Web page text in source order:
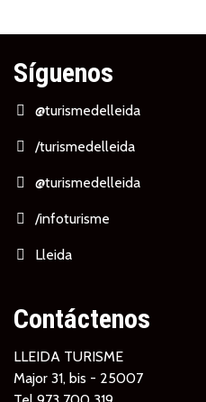
Síguenos
@turismedelleida
/turismedelleida
@turismedelleida
/infoturisme
Lleida
Contáctenos
LLEIDA TURISME
Major 31, bis - 25007